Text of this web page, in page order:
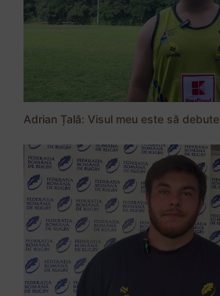
Adrian Țală: Visul meu este să